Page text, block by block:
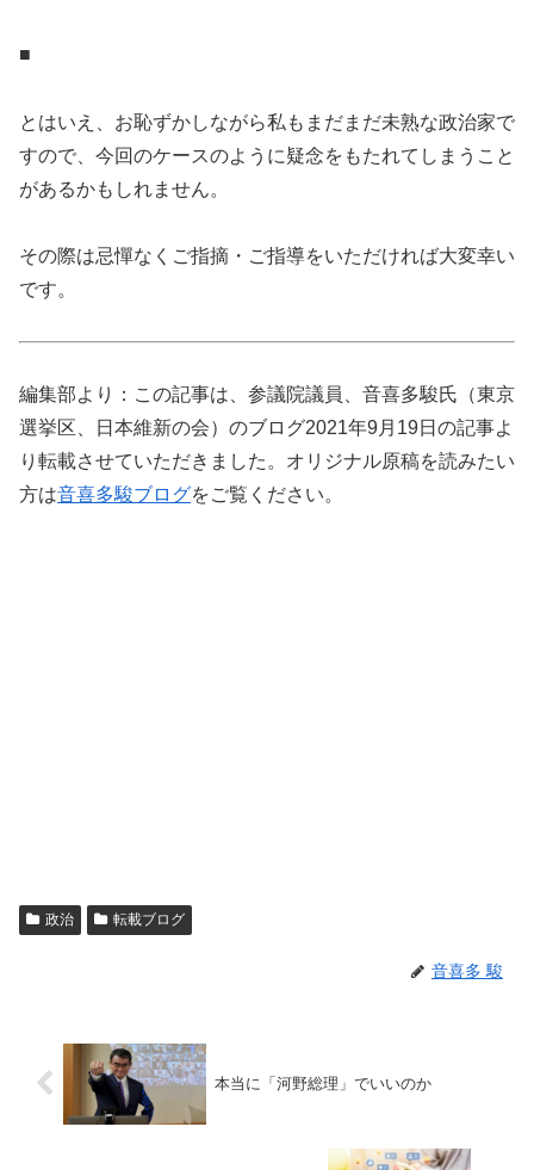
■
とはいえ、お恥ずかしながら私もまだまだ未熟な政治家で
すので、今回のケースのように疑念をもたれてしまうこと
があるかもしれません。
その際は忌憚なくご指摘・ご指導をいただければ大変幸い
です。
編集部より：この記事は、参議院議員、音喜多駿氏（東京
選挙区、日本維新の会）のブログ2021年9月19日の記事よ
り転載させていただきました。オリジナル原稿を読みたい
方は音喜多駿ブログをご覧ください。
政治 転載ブログ
音喜多 駿
本当に「河野総理」でいいのか